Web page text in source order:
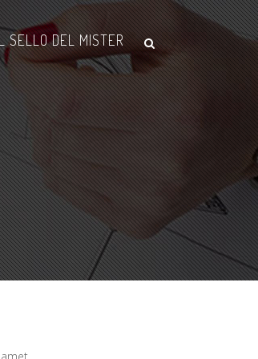
SELLO DEL MISTER